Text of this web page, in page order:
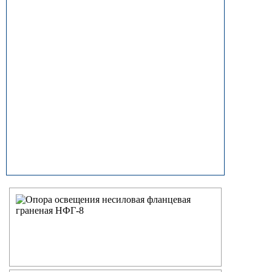
прямостоечные круглоконические
НФ Трубчатая опора освещения